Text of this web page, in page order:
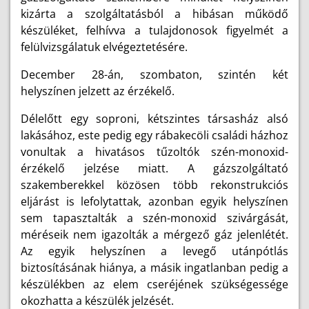
kizárta a szolgáltatásból a hibásan működő
készüléket, felhívva a tulajdonosok figyelmét a
felülvizsgálatuk elvégeztetésére.
December 28-án, szombaton, szintén két
helyszínen jelzett az érzékelő.
Délelőtt egy soproni, kétszintes társasház alsó
lakásához, este pedig egy rábakecöli családi házhoz
vonultak a hivatásos tűzoltók szén-monoxid-
érzékelő jelzése miatt. A gázszolgáltató
szakemberekkel közösen több rekonstrukciós
eljárást is lefolytattak, azonban egyik helyszínen
sem tapasztalták a szén-monoxid szivárgását,
méréseik nem igazolták a mérgező gáz jelenlétét.
Az egyik helyszínen a levegő utánpótlás
biztosításának hiánya, a másik ingatlanban pedig a
készülékben az elem cseréjének szükségessége
okozhatta a készülék jelzését.